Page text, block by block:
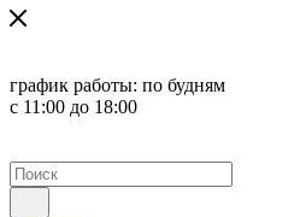
график работы: по будням
с 11:00 до 18:00